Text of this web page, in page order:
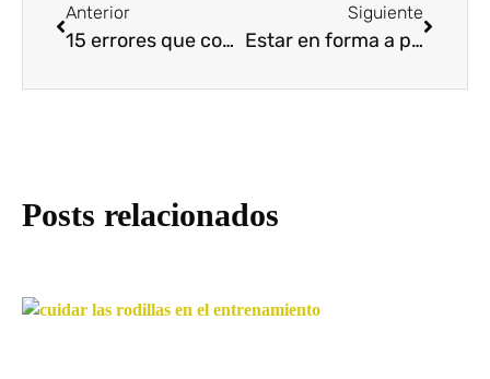
Anterior
15 errores que cometemos cuando queremos cambiar hábitos de alimentación y salud
Siguiente
Estar en forma a partir de los 50
Posts relacionados